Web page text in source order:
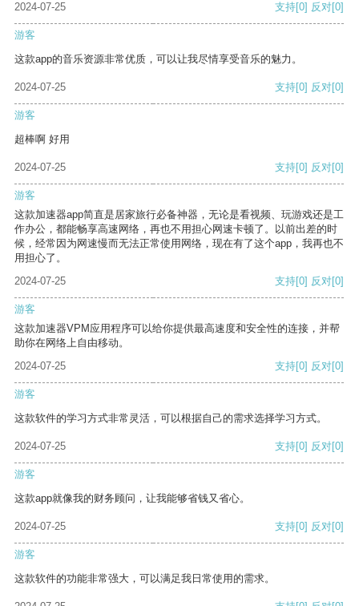
2024-07-25 支持[0] 反对[0]
游客
这款app的音乐资源非常优质，可以让我尽情享受音乐的魅力。
2024-07-25 支持[0] 反对[0]
游客
超棒啊 好用
2024-07-25 支持[0] 反对[0]
游客
这款加速器app简直是居家旅行必备神器，无论是看视频、玩游戏还是工
作办公，都能畅享高速网络，再也不用担心网速卡顿了。以前出差的时
候，经常因为网速慢而无法正常使用网络，现在有了这个app，我再也不
用担心了。
2024-07-25
支持[0] 反对[0]
游客
这款加速器VPM应用程序可以给你提供最高速度和安全性的连接，并帮
助你在网络上自由移动。
2024-07-25
支持[0] 反对[0]
游客
这款软件的学习方式非常灵活，可以根据自己的需求选择学习方式。
2024-07-25 支持[0] 反对[0]
游客
这款app就像我的财务顾问，让我能够省钱又省心。
2024-07-25 支持[0] 反对[0]
游客
这款软件的功能非常强大，可以满足我日常使用的需求。